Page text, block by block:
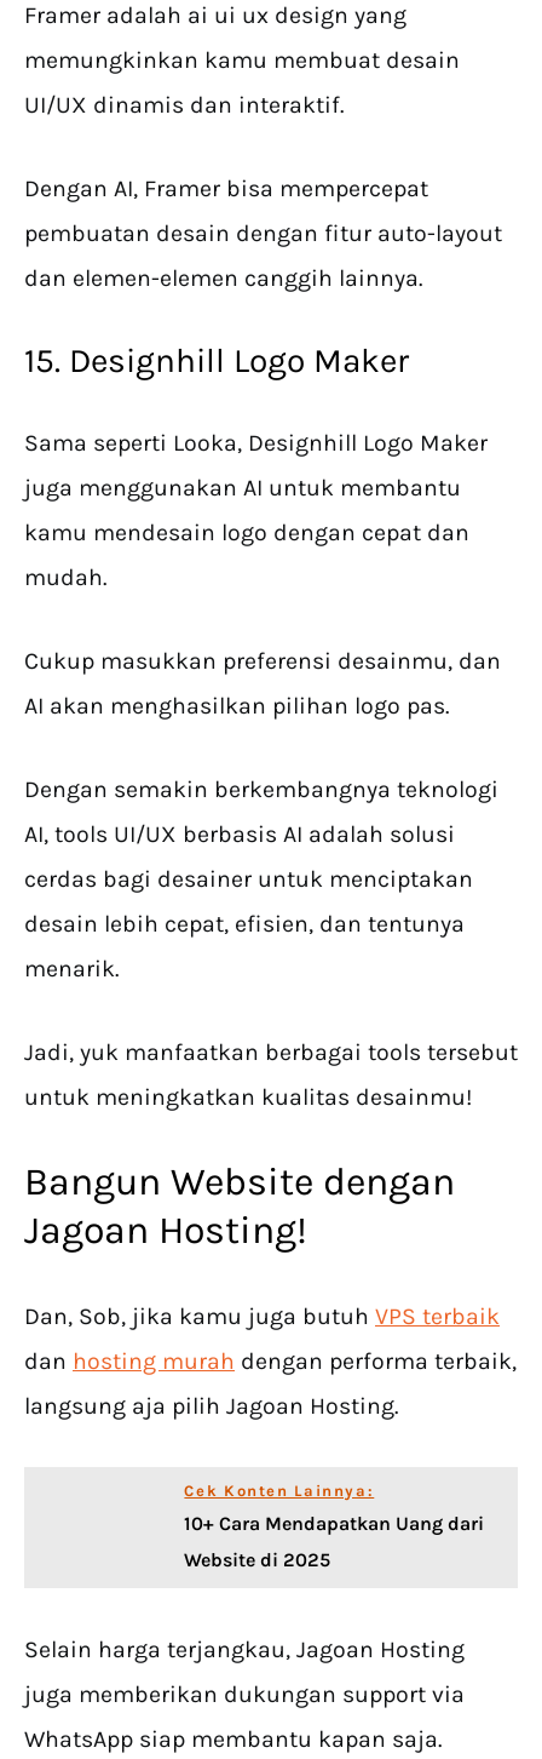
Framer adalah ai ui ux design yang
memungkinkan kamu membuat desain
UI/UX dinamis dan interaktif.
Dengan AI, Framer bisa mempercepat
pembuatan desain dengan fitur auto-layout
dan elemen-elemen canggih lainnya.
15. Designhill Logo Maker
Sama seperti Looka, Designhill Logo Maker
juga menggunakan AI untuk membantu
kamu mendesain logo dengan cepat dan
mudah.
Cukup masukkan preferensi desainmu, dan
AI akan menghasilkan pilihan logo pas.
Dengan semakin berkembangnya teknologi
AI, tools UI/UX berbasis AI adalah solusi
cerdas bagi desainer untuk menciptakan
desain lebih cepat, efisien, dan tentunya
menarik.
Jadi, yuk manfaatkan berbagai tools tersebut
untuk meningkatkan kualitas desainmu!
Bangun Website dengan
Jagoan Hosting!
Dan, Sob, jika kamu juga butuh VPS terbaik
dan hosting murah dengan performa terbaik,
langsung aja pilih Jagoan Hosting.
Cek Konten Lainnya:
10+ Cara Mendapatkan Uang dari
Website di 2025
Selain harga terjangkau, Jagoan Hosting
juga memberikan dukungan support via
WhatsApp siap membantu kapan saja.